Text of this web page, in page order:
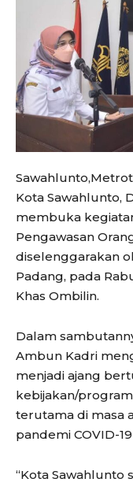
Kota Sawahlunto,
membuka
Pengawasan
diselenggarakan
Padang, pada
Khas Ombilin.
Dalam
Ambun Kadri
menjadi ajang
kebijakan/
terutama di masa
pandemi COVID-
“Kota Sawahlunto